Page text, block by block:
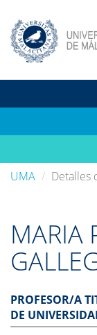
UMA
Detalles
MARIA
PROFESOR/A
DE